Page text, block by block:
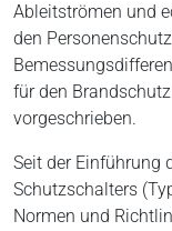
Ableitströmen und
den
für den
vorgeschrieben.
Seit der Einführung
Schutzschalters
Normen und